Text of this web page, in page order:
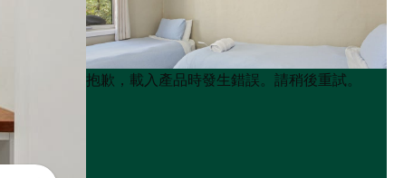
Product
Product
抱歉，載入產品時發生錯誤。請稍後重試。